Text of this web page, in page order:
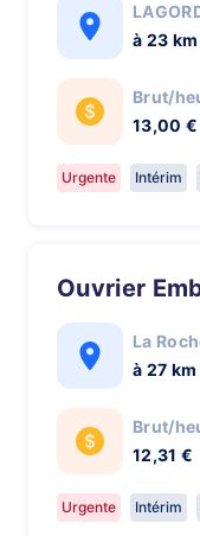
à 23 km
Brut/
13,00
Urgente Intérim
Ouvrier
La
à 27 km
Brut/
12,31 €
Urgente Intérim